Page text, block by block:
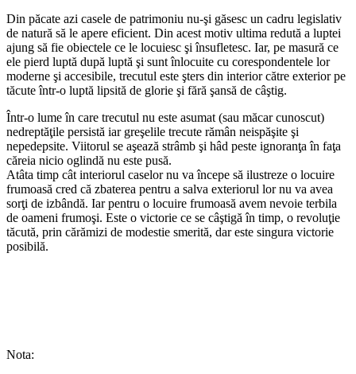
Din păcate azi casele de patrimoniu nu-şi găsesc un cadru legislativ
de natură să le apere eficient. Din acest motiv ultima redută a luptei
ajung să fie obiectele ce le locuiesc şi însufletesc. Iar, pe masură ce
ele pierd luptă după luptă şi sunt înlocuite cu corespondentele lor
moderne şi accesibile, trecutul este şters din interior către exterior pe
tăcute într-o luptă lipsită de glorie şi fără şansă de câştig.
Într-o lume în care trecutul nu este asumat (sau măcar cunoscut)
nedreptăţile persistă iar greşelile trecute rămân neispăşite şi
nepedepsite. Viitorul se aşează strâmb şi hâd peste ignoranţa în faţa
căreia nicio oglindă nu este pusă.
Atâta timp cât interiorul caselor nu va începe să ilustreze o locuire
frumoasă cred că zbaterea pentru a salva exteriorul lor nu va avea
sorţi de izbândă. Iar pentru o locuire frumoasă avem nevoie terbila
de oameni frumoşi. Este o victorie ce se câştigă în timp, o revoluţie
tăcută, prin cărămizi de modestie smerită, dar este singura victorie
posibilă.
Nota: